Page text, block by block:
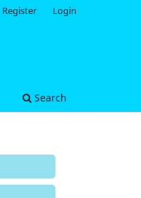
Search
Register Login